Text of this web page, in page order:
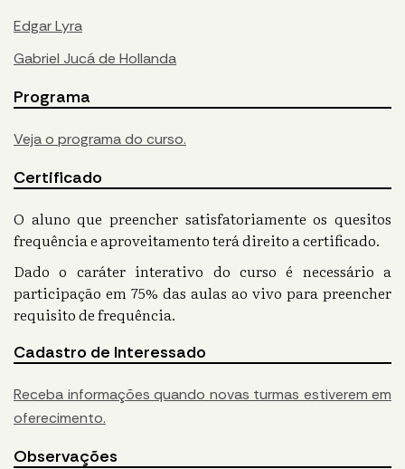
Edgar Lyra
Gabriel Jucá de Hollanda
Programa
Veja o programa do curso.
Certificado
O aluno que preencher satisfatoriamente os quesitos
frequência e aproveitamento terá direito a certificado.
Dado o caráter interativo do curso é necessário a
participação em 75% das aulas ao vivo para preencher
requisito de frequência.
Cadastro de Interessado
Receba informações quando novas turmas estiverem em
oferecimento.
Observações